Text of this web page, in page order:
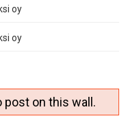
oy
oy
post on this wall.